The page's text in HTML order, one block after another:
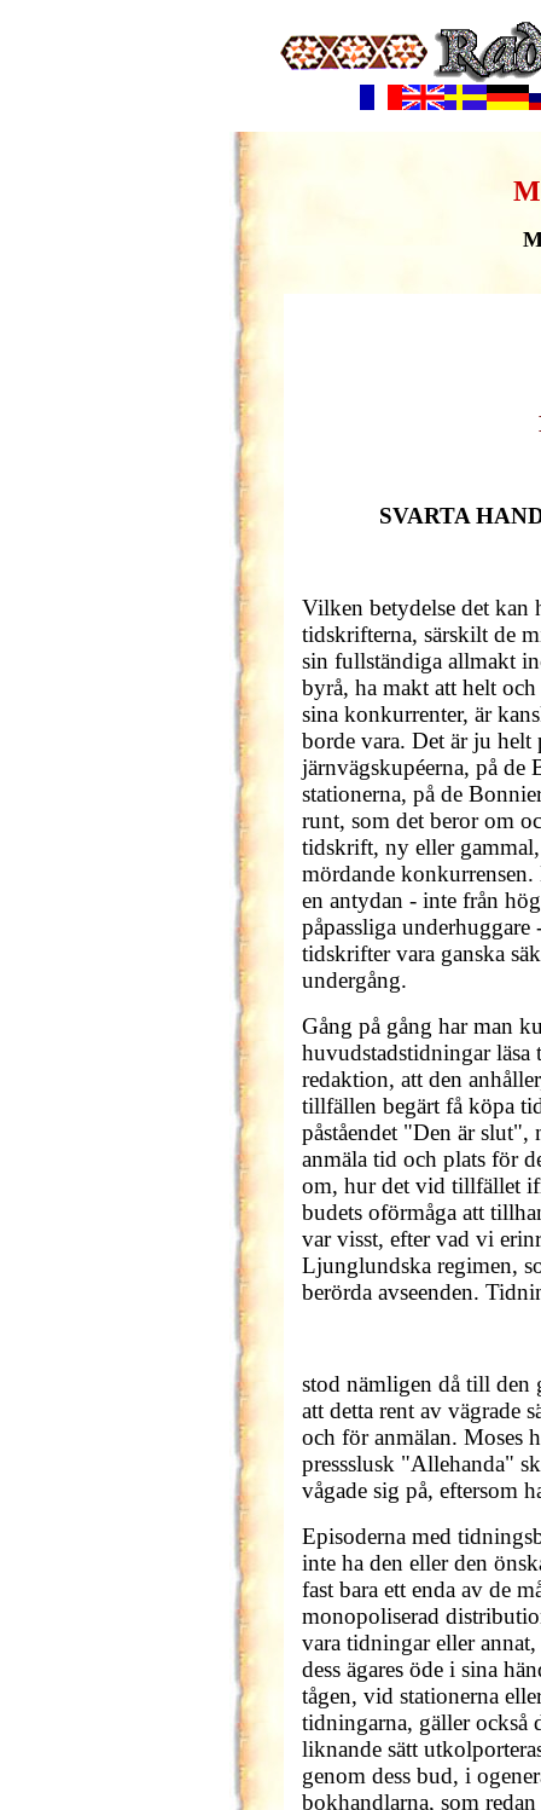
SVARTA
Vilken betydelse det kan
tidskrifterna, särskilt de
sin fullständiga allmakt
byrå, ha makt att helt
sina konkurrenter, är
borde vara. Det är ju
järnvägskupéerna, på
stationerna, på de
runt, som det beror om
tidskrift, ny eller
mördande
en antydan - inte från
påpassliga
tidskrifter vara ganska
undergång.
Gång på gång har man
huvudstadstidningar
redaktion, att den
tillfällen begärt få köpa
påståendet "Den är slut",
anmäla tid och plats för
om, hur det vid tillfället
budets oförmåga att
var visst, efter vad vi
Ljunglundska regimen,
berörda avseenden.
stod nämligen då till
att detta rent av vägrade
och för anmälan. Moses
pressslusk "Allehanda"
vågade sig på, eftersom
Episoderna med
inte ha den eller den
fast bara ett enda av de
monopoliserad
vara tidningar eller
dess ägares öde i sina
tågen, vid stationerna
tidningarna, gäller också
liknande sätt
genom dess bud, i
bokhandlarna, som redan